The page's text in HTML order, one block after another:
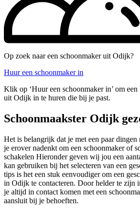
Op zoek naar een schoonmaker uit Odijk?
Huur een schoonmaker in
Klik op ‘Huur een schoonmaker in’ om een
uit Odijk in te huren die bij je past.
Schoonmaakster Odijk
Het is belangrijk dat je met een paar
je erover nadenkt om een schoonmaker of
schakelen Hieronder geven wij jou een
kan gebruiken bij het selecteren van een
tips is het een stuk eenvoudiger om een
in Odijk te contacteren. Door helder te zijn
je altijd in contact komen met een
aansluit bij je behoeften.